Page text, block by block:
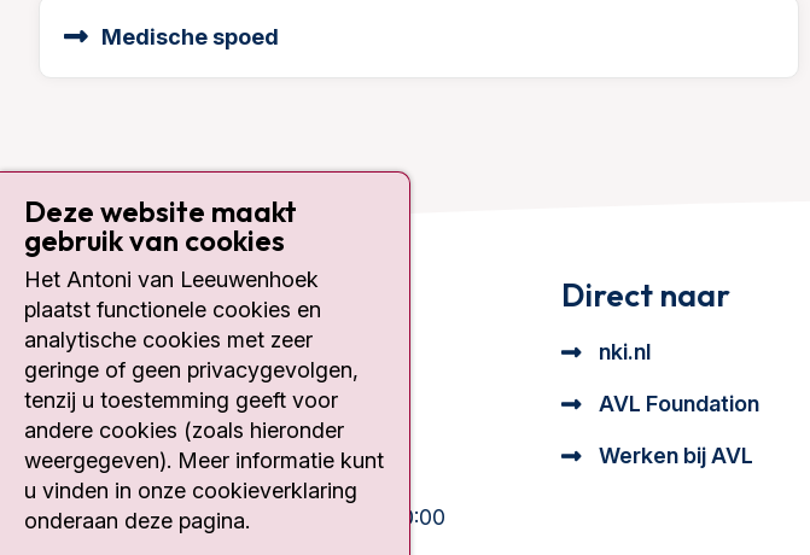
Medische spoed
Contact
Plesmanlaan 121
1066 CX Amsterdam
020 512 9111
Bezoektijden
Ma-Vrij:
10:30 - 13:00 en 15:00 - 20:00
Direct naar
nki.nl
AVL Foundation
Werken bij AVL
Deze website maakt
gebruik van cookies
Het Antoni van Leeuwenhoek
plaatst functionele cookies en
analytische cookies met zeer
geringe of geen privacygevolgen,
tenzij u toestemming geeft voor
andere cookies (zoals hieronder
weergegeven). Meer informatie kunt
u vinden in onze cookieverklaring
onderaan deze pagina.